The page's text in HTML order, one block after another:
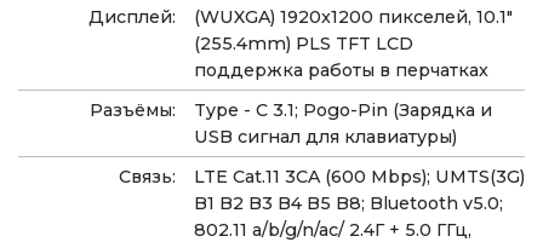
Дисплей:
(WUXGA) 1920x1200 пикселей, 10.1"
(255.4mm) PLS TFT LCD
поддержка работы в перчатках
Разъёмы:
Type - C 3.1; Pogo-Pin (Зарядка и
USB сигнал для клавиатуры)
Связь:
LTE Cat.11 3CA (600 Mbps); UMTS(3G)
B1 B2 B3 B4 B5 B8; Bluetooth v5.0;
802.11 a/b/g/n/ac/ 2.4Г + 5.0 ГГц,